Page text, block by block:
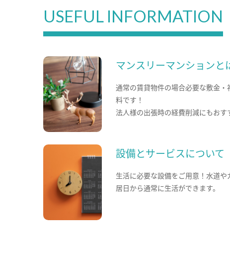
USEFUL INFORMATION
マンスリーマンションと
通常の賃貸物件の場合必要な敷金
料です！
法人様の出張時の経費削減にもおす
設備とサービスについて
生活に必要な設備をご用意！水道
居日から通常に生活ができます。